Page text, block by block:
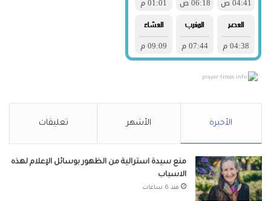
prayer-times.info
الأخيرة الأشهر تعليقات
منع سيدة استرالية من الظهور بوسائل الإعلام لهذه
الاسباب
منذ 6 ساعات